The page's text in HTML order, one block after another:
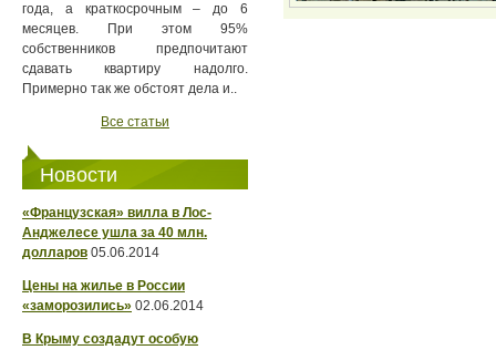
года, а краткосрочным – до 6
месяцев. При этом 95%
собственников предпочитают
сдавать квартиру надолго.
Примерно так же обстоят дела и..
Все статьи
Новости
«Французская» вилла в Лос-
Анджелесе ушла за 40 млн.
долларов 05.06.2014
Цены на жилье в России
«заморозились» 02.06.2014
В Крыму создадут особую